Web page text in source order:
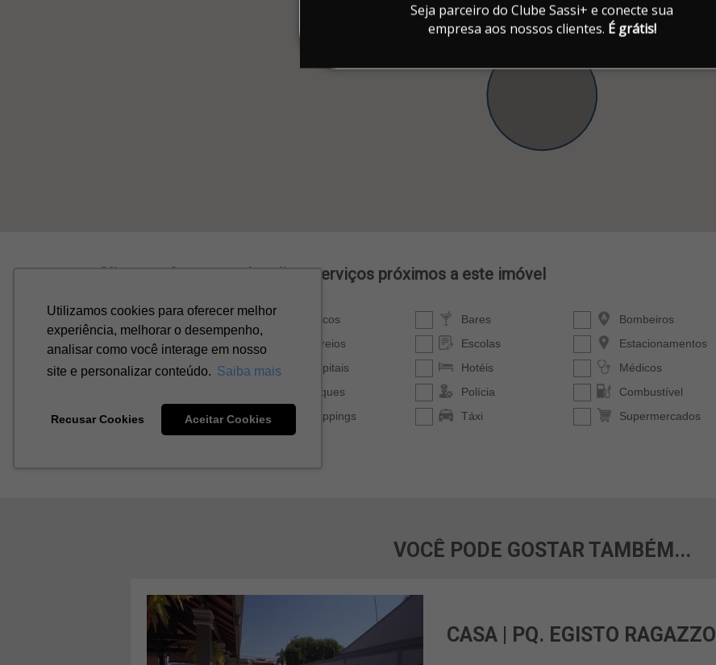
Seja parceiro do Clube Sassi+ e conecte sua
empresa aos nossos clientes. É grátis!
VOCÊ PODE GOSTAR TAMBÉM...
CASA | PQ. EGISTO RAGAZZO